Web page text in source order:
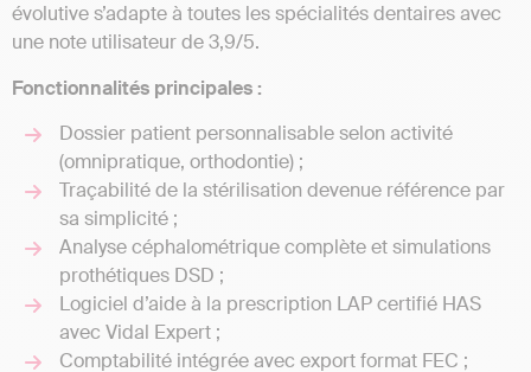
évolutive s’adapte à toutes les spécialités dentaires avec
une note utilisateur de 3,9/5.
Fonctionnalités principales :
Dossier patient personnalisable selon activité
(omnipratique, orthodontie) ;
Traçabilité de la stérilisation devenue référence par
sa simplicité ;
Analyse céphalométrique complète et simulations
prothétiques DSD ;
Logiciel d’aide à la prescription LAP certifié HAS
avec Vidal Expert ;
Comptabilité intégrée avec export format FEC ;